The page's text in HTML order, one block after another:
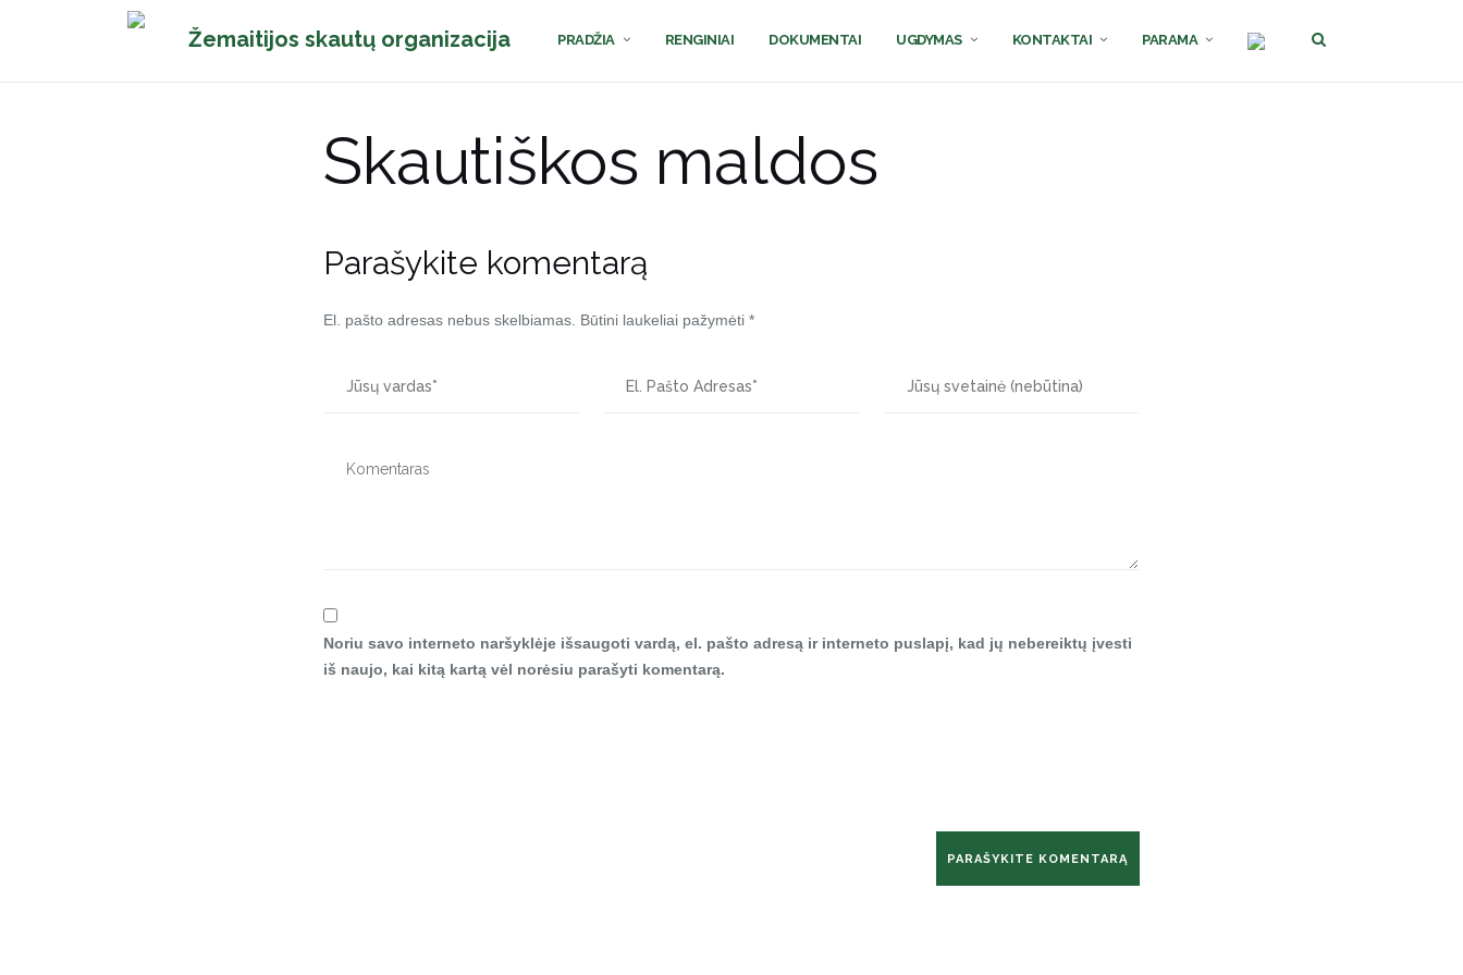
Žemaitijos skautų organizacija PRADŽIA RENGINIAI DOKUMENTAI UGDYMAS KONTAKTAI PARAMA
Skautiškos maldos
Parašykite komentarą
El. pašto adresas nebus skelbiamas. Būtini laukeliai pažymėti *
Noriu savo interneto naršyklėje išsaugoti vardą, el. pašto adresą ir interneto puslapį, kad jų nebereiktų įvesti
iš naujo, kai kitą kartą vėl norėsiu parašyti komentarą.